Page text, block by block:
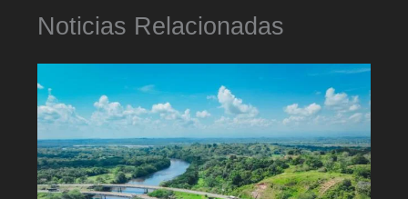
Noticias Relacionadas